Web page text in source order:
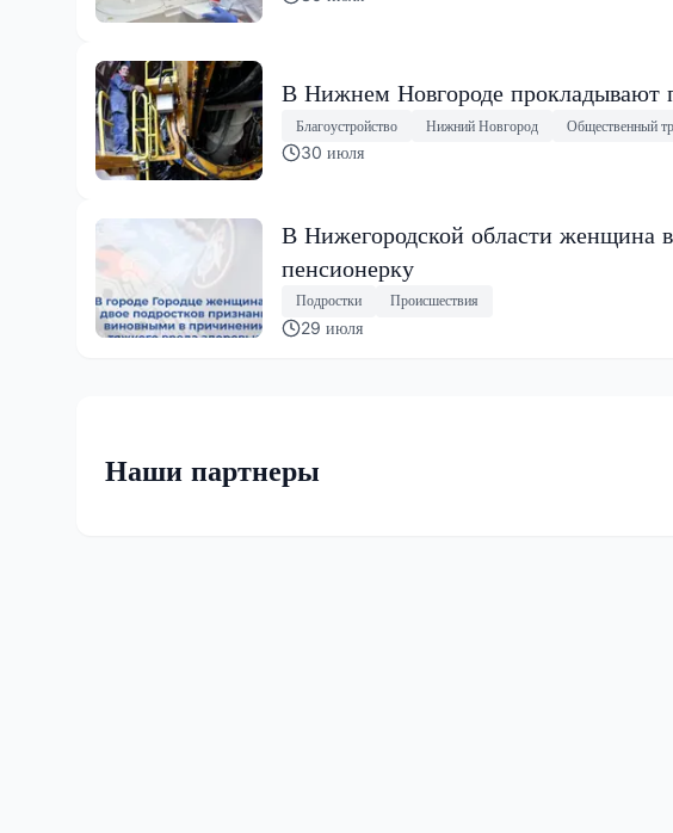
В Нижнем Новгороде прокладывают
Благоустройство Нижний Новгород Общественный
30 июля
В Нижегородской области женщина
пенсионерку
Подростки Происшествия
29 июля
Наши партнеры